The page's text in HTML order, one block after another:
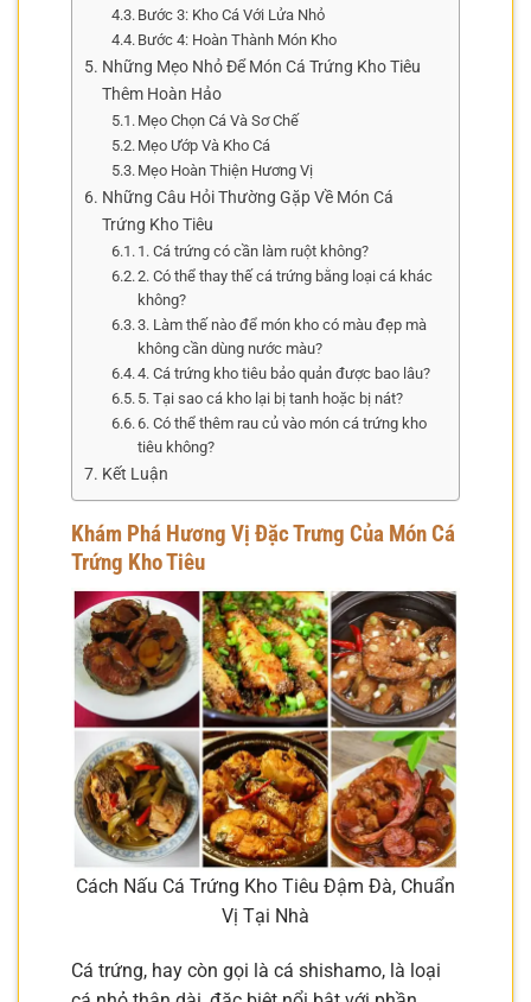
Bước 3: Kho Cá Với Lửa Nhỏ
Bước 4: Hoàn Thành Món Kho
Những Mẹo Nhỏ Để Món Cá Trứng Kho Tiêu
Thêm Hoàn Hảo
Mẹo Chọn Cá Và Sơ Chế
Mẹo Ướp Và Kho Cá
Mẹo Hoàn Thiện Hương Vị
Những Câu Hỏi Thường Gặp Về Món Cá
Trứng Kho Tiêu
1. Cá trứng có cần làm ruột không?
2. Có thể thay thế cá trứng bằng loại cá khác
không?
3. Làm thế nào để món kho có màu đẹp mà
không cần dùng nước màu?
4. Cá trứng kho tiêu bảo quản được bao lâu?
5. Tại sao cá kho lại bị tanh hoặc bị nát?
6. Có thể thêm rau củ vào món cá trứng kho
tiêu không?
Kết Luận
Khám Phá Hương Vị Đặc Trưng Của Món Cá
Trứng Kho Tiêu
Cách Nấu Cá Trứng Kho Tiêu Đậm Đà, Chuẩn
Vị Tại Nhà
Cá trứng, hay còn gọi là cá shishamo, là loại